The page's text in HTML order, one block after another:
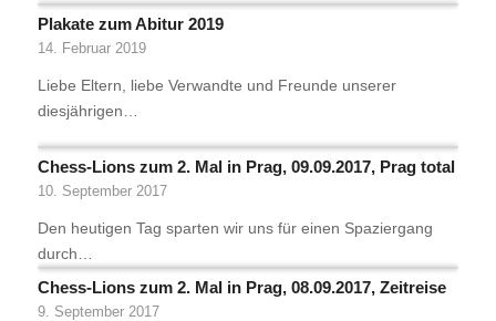
Plakate zum Abitur 2019
14. Februar 2019
Liebe Eltern, liebe Verwandte und Freunde unserer
diesjährigen…
Chess-Lions zum 2. Mal in Prag, 09.09.2017, Prag total
10. September 2017
Den heutigen Tag sparten wir uns für einen Spaziergang
durch…
Chess-Lions zum 2. Mal in Prag, 08.09.2017, Zeitreise
9. September 2017